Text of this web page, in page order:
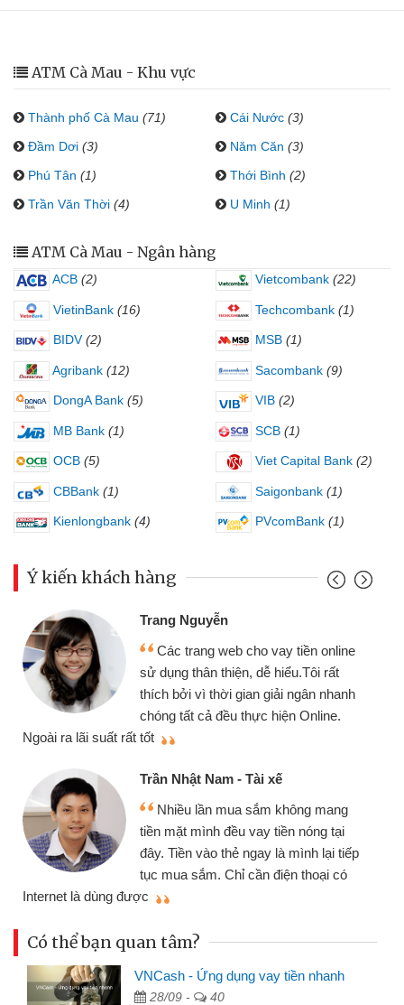
ATM Cà Mau - Khu vực
Thành phố Cà Mau (71) Cái Nước (3)
Đầm Dơi (3) Năm Căn (3)
Phú Tân (1) Thới Bình (2)
Trần Văn Thời (4) U Minh (1)
ATM Cà Mau - Ngân hàng
ACB (2) Vietcombank (22)
VietinBank (16) Techcombank (1)
BIDV (2) MSB (1)
Agribank (12) Sacombank (9)
DongA Bank (5) VIB (2)
MB Bank (1) SCB (1)
OCB (5) Viet Capital Bank (2)
CBBank (1) Saigonbank (1)
Kienlongbank (4) PVcomBank (1)
Ý kiến khách hàng
Trang Nguyễn
Các trang web cho vay tiền online
sử dụng thân thiện, dễ hiểu.Tôi rất
thích bởi vì thời gian giải ngân nhanh
chóng tất cả đều thực hiện Online.
Ngoài ra lãi suất rất tốt
Trần Nhật Nam - Tài xế
Nhiều lần mua sắm không mang
tiền mặt mình đều vay tiền nóng tại
đây. Tiền vào thẻ ngay là mình lại tiếp
tục mua sắm. Chỉ cần điện thoại có
Internet là dùng được
Có thể bạn quan tâm?
VNCash - Ứng dụng vay tiền nhanh
28/09 - 40